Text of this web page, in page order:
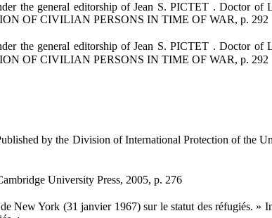
general editorship of Jean S. PICTET . Doctor of
OF CIVILIAN PERSONS IN TIME OF WAR, p. 292
general editorship of Jean S. PICTET . Doctor of
OF CIVILIAN PERSONS IN TIME OF WAR, p. 292
by the Division of International Protection of the
University Press, 2005, p. 276
York (31 janvier 1967) sur le statut des réfugiés. »